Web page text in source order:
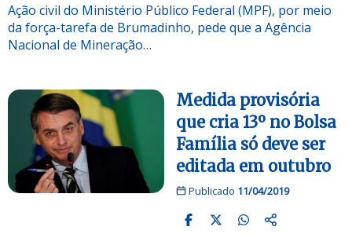
Ação civil do Ministério Público Federal (MPF), por meio
da força-tarefa de Brumadinho, pede que a Agência
Nacional de Mineração…
Medida provisória
que cria 13º no Bolsa
Família só deve ser
editada em outubro
Publicado 11/04/2019